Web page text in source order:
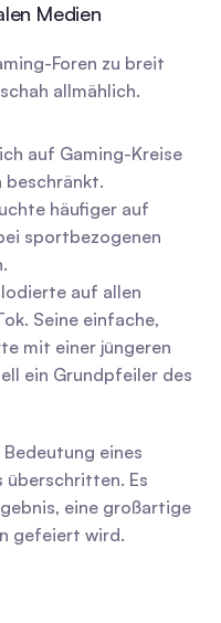
Medien
Foren zu breit
allmählich.
auf Gaming-Kreise
beschränkt.
häufiger auf
sportbezogenen
auf allen
Seine einfache,
mit einer jüngeren
ein Grundpfeiler des
eines
Es
eine großartige
gefeiert wird.